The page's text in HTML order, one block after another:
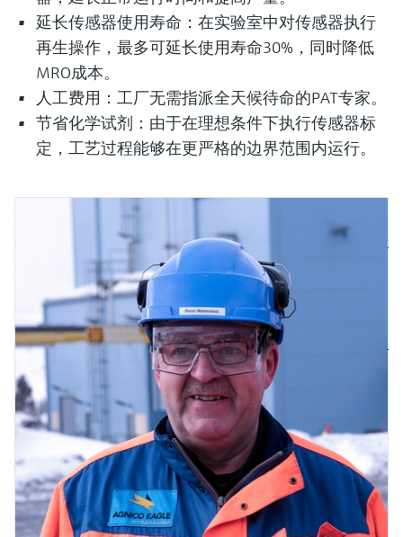
延长传感器使用寿命：在实验室中对传感器执行
再生操作，最多可延长使用寿命30%，同时降低
MRO成本。
人工费用：工厂无需指派全天候待命的PAT专家。
节省化学试剂：由于在理想条件下执行传感器标
定，工艺过程能够在更严格的边界范围内运行。